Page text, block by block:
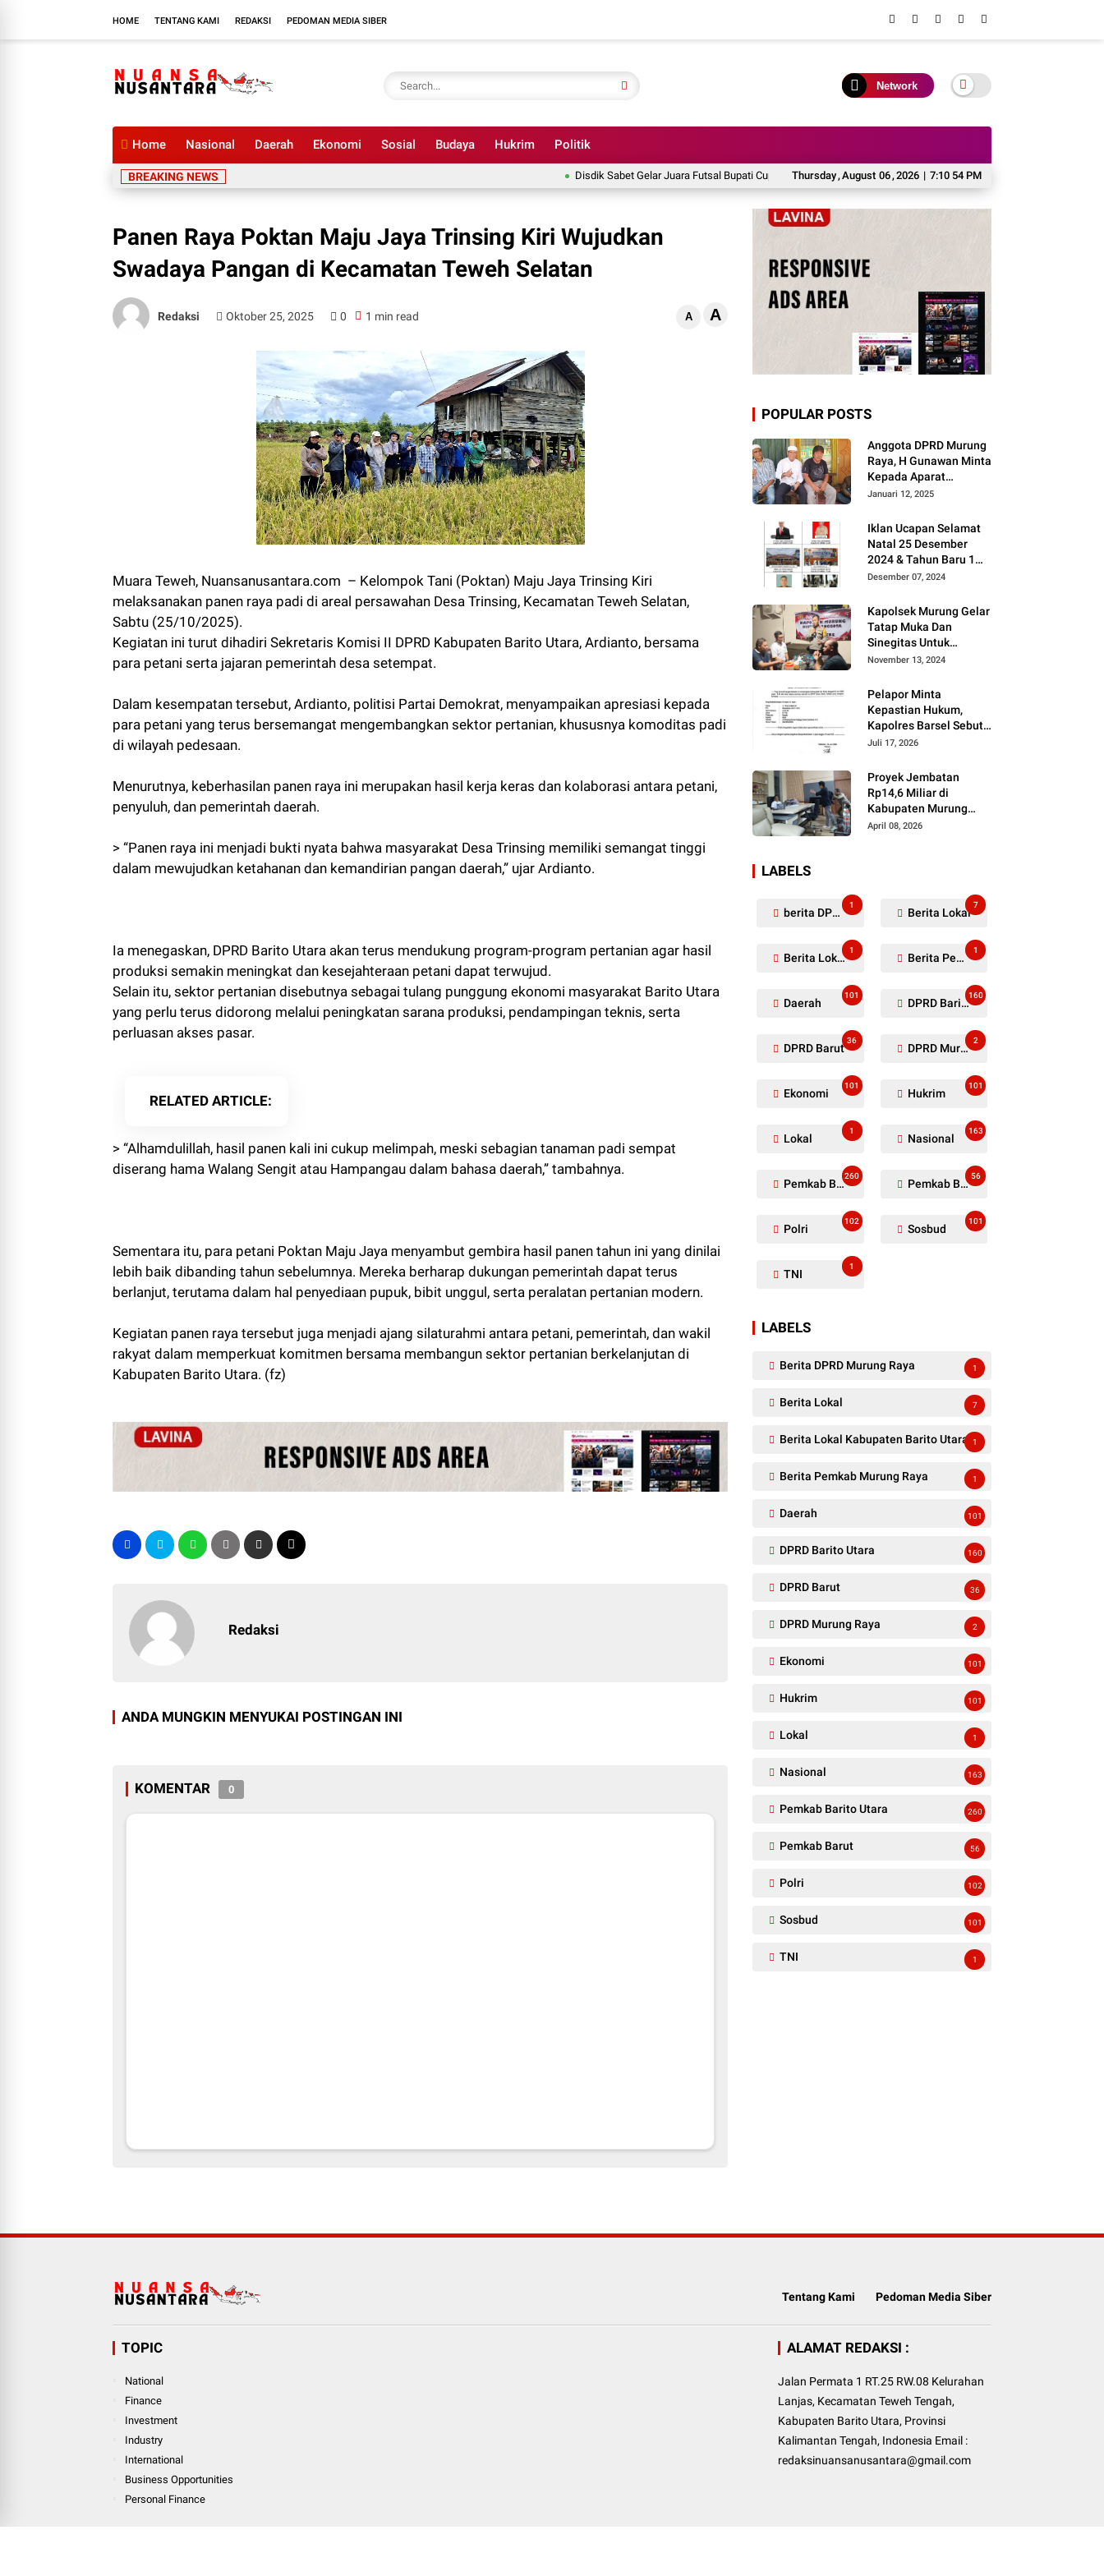
HOME TENTANG KAMI REDAKSI PEDOMAN MEDIA SIBER
Network
Home Nasional Daerah Ekonomi Sosial Budaya Hukrim Politik
Thursday,August 06,2026 | 7:10 54 PM
BREAKING NEWS Disdik Sabet Gelar Juara Futsal Bupati Cup 2026 Turnamen Futsal Bupati Cup 2026 Resmi Ditutup, Perkuat
Panen Raya Poktan Maju Jaya Trinsing Kiri Wujudkan
Swadaya Pangan di Kecamatan Teweh Selatan
Redaksi Oktober 25, 2025 0 1 min read A A
Muara Teweh, Nuansanusantara.com – Kelompok Tani (Poktan) Maju Jaya Trinsing Kiri
melaksanakan panen raya padi di areal persawahan Desa Trinsing, Kecamatan Teweh Selatan,
Sabtu (25/10/2025).
Kegiatan ini turut dihadiri Sekretaris Komisi II DPRD Kabupaten Barito Utara, Ardianto, bersama
para petani serta jajaran pemerintah desa setempat.
Dalam kesempatan tersebut, Ardianto, politisi Partai Demokrat, menyampaikan apresiasi kepada
para petani yang terus bersemangat mengembangkan sektor pertanian, khususnya komoditas padi
di wilayah pedesaan.
Menurutnya, keberhasilan panen raya ini merupakan hasil kerja keras dan kolaborasi antara petani,
penyuluh, dan pemerintah daerah.
> “Panen raya ini menjadi bukti nyata bahwa masyarakat Desa Trinsing memiliki semangat tinggi
dalam mewujudkan ketahanan dan kemandirian pangan daerah,” ujar Ardianto.
Ia menegaskan, DPRD Barito Utara akan terus mendukung program-program pertanian agar hasil
produksi semakin meningkat dan kesejahteraan petani dapat terwujud.
Selain itu, sektor pertanian disebutnya sebagai tulang punggung ekonomi masyarakat Barito Utara
yang perlu terus didorong melalui peningkatan sarana produksi, pendampingan teknis, serta
perluasan akses pasar.
RELATED ARTICLE
> “Alhamdulillah, hasil panen kali ini cukup melimpah, meski sebagian tanaman padi sempat
diserang hama Walang Sengit atau Hampangau dalam bahasa daerah,” tambahnya.
Sementara itu, para petani Poktan Maju Jaya menyambut gembira hasil panen tahun ini yang dinilai
lebih baik dibanding tahun sebelumnya. Mereka berharap dukungan pemerintah dapat terus
berlanjut, terutama dalam hal penyediaan pupuk, bibit unggul, serta peralatan pertanian modern.
Kegiatan panen raya tersebut juga menjadi ajang silaturahmi antara petani, pemerintah, dan wakil
rakyat dalam memperkuat komitmen bersama membangun sektor pertanian berkelanjutan di
Kabupaten Barito Utara. (fz)
Redaksi
ANDA MUNGKIN MENYUKAI POSTINGAN INI
KOMENTAR 0
POPULAR POSTS
Anggota DPRD Murung
Raya, H Gunawan Minta
Kepada Aparat
Berantas judi dan
Instruksi Presiden RI
Januari 12, 2025
Iklan Ucapan Selamat
Natal 25 Desember
2024 & Tahun Baru 1
Januari 2025
Desember 07, 2024
Kapolsek Murung Gelar
Tatap Muka Dan
Sinegitas Untuk
Menjaga Situasi
Kondusif Dengan Insan
Pers
November 13, 2024
Pelapor Minta
Kepastian Hukum,
Kapolres Barsel Sebut
Dugaan Penyerobotan
Juli 17, 2026
Proyek Jembatan
Rp14,6 Miliar di
Kabupaten Murung
Raya Mangkrak,
April 08, 2026
LABELS
berita DPRD Murung Raya
1
Berita Lokal
7
Berita Lokal Kabupaten Barito Utara
1
Berita Pemkab Murung Raya
1
Daerah
101
DPRD Barito Utara
160
DPRD Barut
36
DPRD Murung Raya
2
Ekonomi
101
Hukrim
101
Lokal
1
Nasional
163
Pemkab Barito Utara
260
Pemkab Barut
56
Polri
102
Sosbud
101
TNI
1
LABELS
Berita DPRD Murung Raya 1
Berita Lokal 7
Berita Lokal Kabupaten Barito Utara 1
Berita Pemkab Murung Raya 1
Daerah 101
DPRD Barito Utara 160
DPRD Barut 36
DPRD Murung Raya 2
Ekonomi 101
Hukrim 101
Lokal 1
Nasional 163
Pemkab Barito Utara 260
Pemkab Barut 56
Polri 102
Sosbud 101
TNI 1
Tentang Kami Pedoman Media Siber
TOPIC
National
Finance
Investment
Industry
International
Business Opportunities
Personal Finance
ALAMAT REDAKSI :
Jalan Permata 1 RT.25 RW.08 Kelurahan
Lanjas, Kecamatan Teweh Tengah,
Kabupaten Barito Utara, Provinsi
Kalimantan Tengah, Indonesia Email :
redaksinuansanusantara@gmail.com